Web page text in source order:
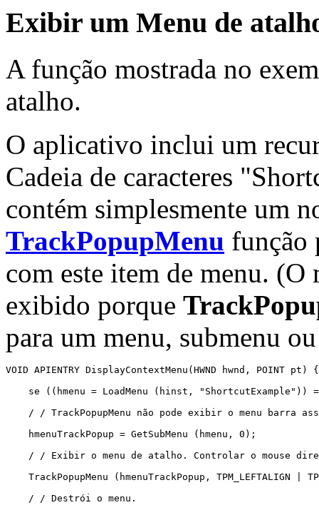
Exibir um Menu de
A função mostrada no
atalho.
O aplicativo inclui um
Cadeia de caracteres
contém simplesmente um
TrackPopupMenu função
com este item de menu.
exibido porque
para um menu, submenu
VOID APIENTRY DisplayContextMenu(HWND hwnd,
se ((hmenu = LoadMenu (hinst, "ShortcutExample"))
/ / TrackPopupMenu não pode exibir o menu barra
    hmenuTrackPopup = GetSubMenu (hmenu, 0);
/ / Exibir o menu de atalho. Controlar o mouse
TrackPopupMenu (hmenuTrackPopup, TPM_LEFTALIGN |
    / / Destrói o menu.